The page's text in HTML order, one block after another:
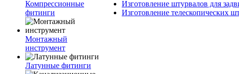
Компрессионные
фитинги
Монтажный
инструмент
Латунные фитинги
Изготовление штурвалов для
Изготовление телескопических